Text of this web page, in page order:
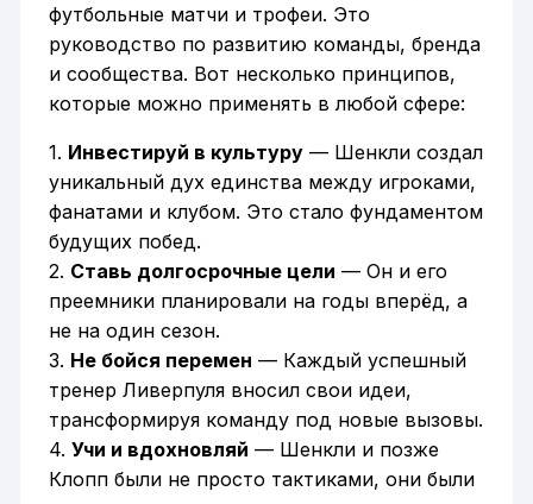
футбольные матчи и трофеи. Это
руководство по развитию команды, бренда
и сообщества. Вот несколько принципов,
которые можно применять в любой сфере:
1. Инвестируй в культуру— Шенкли создал
уникальный дух единства между игроками,
фанатами и клубом. Это стало фундаментом
будущих побед.
2. Ставь долгосрочные цели — Он и его
преемники планировали на годы вперёд, а
не на один сезон.
3. Не бойся перемен — Каждый успешный
тренер Ливерпуля вносил свои идеи,
трансформируя команду под новые вызовы.
4. Учи и вдохновляй — Шенкли и позже
Клопп были не просто тактиками, они были